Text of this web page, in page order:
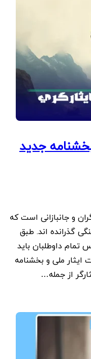
جدید
و جانبازانی است که
گذرانده اند. طبق
تمام داوطلبان باید
ایثار ملی و بخشنامه
از جمله…